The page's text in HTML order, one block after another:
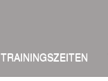
TRAININGSZEITEN